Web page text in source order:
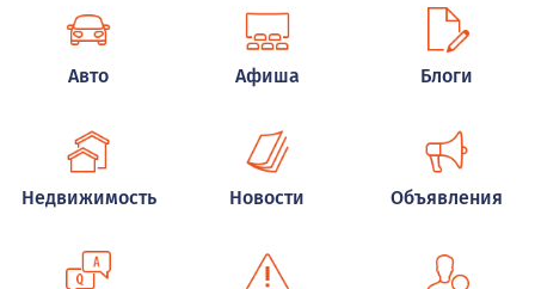
Авто Афиша Блоги
Недвижимость Новости Объявления